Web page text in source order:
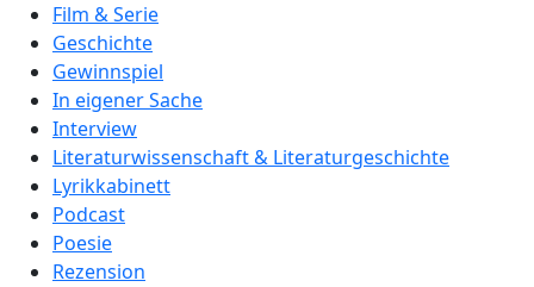
Film & Serie
Geschichte
Gewinnspiel
In eigener Sache
Interview
Literaturwissenschaft & Literaturgeschichte
Lyrikkabinett
Podcast
Poesie
Rezension